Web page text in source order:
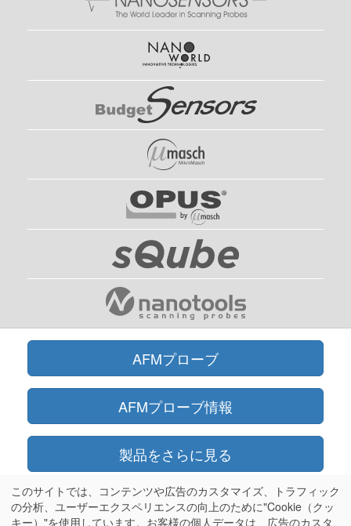
ポリスチレンコロイドを取り付けたコロイドAFMプローブ
ポリスチレン(PS)コロイド 直径 A=1.98µm, B=3.6µm, C=6.1µm,
プレキシガラスコロイドを取り付けたコロイドAFMプローブ
アクリル (PMMA, plexiglass)コロイド直径A=1.84µm, B=3.36µm,
C=5.48µm, D=9.57µm ,E=14.59µm, ±5%
AFMプローブ
AFMプローブ情報
製品をさらに見る
オンラインショップ
このサイトでは、コンテンツや広告のカスタマイズ、トラフィック
の分析、ユーザーエクスペリエンスの向上のために"Cookie（クッ
キー）"を使用しています。お客様の個人データは、広告のカスタ